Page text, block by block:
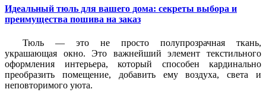
Идеальный тюль для вашего дома: секреты выбора и
преимущества пошива на заказ
Тюль — это не просто полупрозрачная ткань,
украшающая окно. Это важнейший элемент текстильного
оформления интерьера, который способен кардинально
преобразить помещение, добавить ему воздуха, света и
неповторимого уюта.